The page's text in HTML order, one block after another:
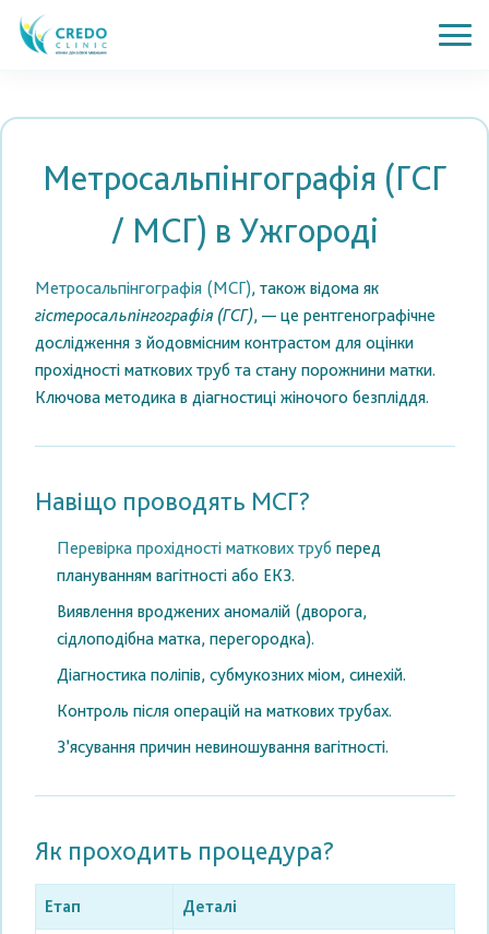
Метросальпінгографія (ГСГ
/ МСГ) в Ужгороді
Метросальпінгографія (МСГ), також відома як
гістеросальпінгографія (ГСГ), — це рентгенографічне
дослідження з йодовмісним контрастом для оцінки
прохідності маткових труб та стану порожнини матки.
Ключова методика в діагностиці жіночого безпліддя.
Навіщо проводять МСГ?
Перевірка прохідності маткових труб перед
плануванням вагітності або ЕКЗ.
Виявлення вроджених аномалій (дворога,
сідлоподібна матка, перегородка).
Діагностика поліпів, субмукозних міом, синехій.
Контроль після операцій на маткових трубах.
З’ясування причин невиношування вагітності.
Як проходить процедура?
Етап Деталі